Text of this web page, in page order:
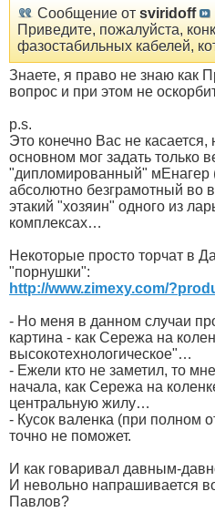
Сообщение от sviridoff
Приведите, пожалуйста,
фазостабильных кабелей,
Знаете, я право не знаю как
вопрос и при этом не
p.s.
Это конечно Вас не
основном мог задать только
"дипломированный" мEнагер
абсолютно безграмотный во
этакий "хозяин" одного из
комплексах…
Некоторые просто торчат в
"порнушки":
http://www.zimexy.com/
- Но меня в данном случаи
картина - как Сережа на
высокотехнологическое"…
- Ежели кто не заметил, то
начала, как Сережа на
центральную жилу…
- Кусок валенка (при полном
точно не поможет.
И как говаривал давным-
И невольно напрашивается
Павлов?